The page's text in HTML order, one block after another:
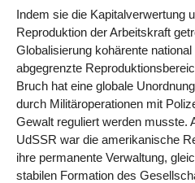
Indem sie die Kapitalverwertung
Reproduktion der Arbeitskraft
Globalisierung kohärente
abgegrenzte
Bruch hat eine globale
durch Militäroperationen mit
Gewalt reguliert werden musste.
UdSSR war die amerikanische
ihre permanente Verwaltung,
stabilen Formation des